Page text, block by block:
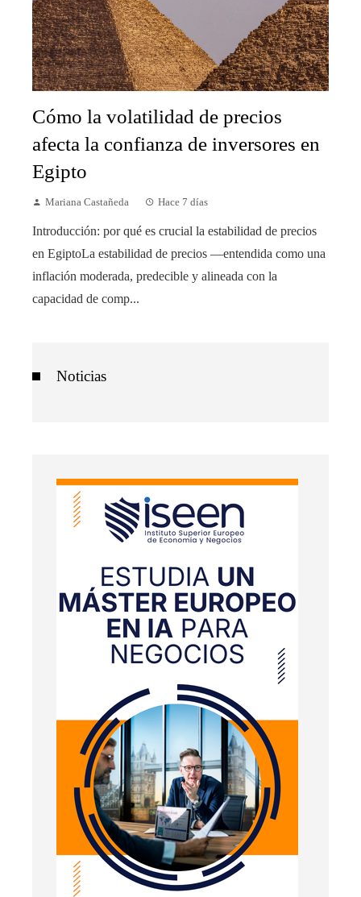
Cómo la volatilidad de precios
afecta la confianza de inversores en
Egipto
Mariana Castañeda Hace 7 días
Introducción: por qué es crucial la estabilidad de precios
en EgiptoLa estabilidad de precios —entendida como una
inflación moderada, predecible y alineada con la
capacidad de comp...
Noticias